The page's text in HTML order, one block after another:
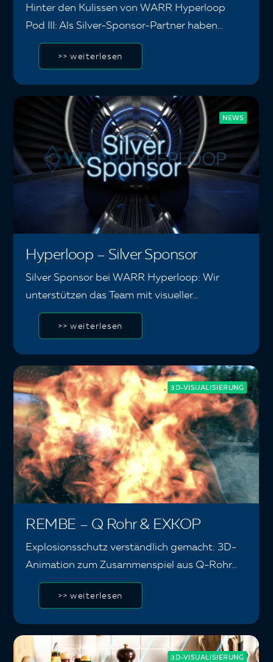
Hinter den Kulissen von WARR Hyperloop
Pod III: Als Silver-Sponsor-Partner haben…
>> weiterlesen
NEWS
Hyperloop – Silver Sponsor
Silver Sponsor bei WARR Hyperloop: Wir
unterstützen das Team mit visueller…
>> weiterlesen
3D-VISUALISIERUNG
REMBE – Q Rohr & EXKOP
Explosionsschutz verständlich gemacht: 3D-
Animation zum Zusammenspiel aus Q-Rohr…
>> weiterlesen
3D-VISUALISIERUNG